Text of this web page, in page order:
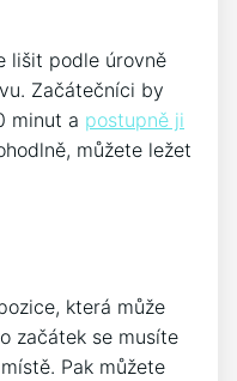
lišit podle úrovně
Začátečníci by
minut a postupně ji
můžete ležet
která může
začátek se musíte
Pak můžete